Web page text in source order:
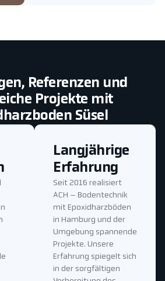
Referenzen und
Projekte mit
Süsel
Langjährige
Erfahrung
Seit 2016 realisiert
ACH – Bodentechnik
mit Epoxidharzböden
in Hamburg und der
Umgebung spannende
Projekte. Unsere
Erfahrung spiegelt sich
in der sorgfältigen